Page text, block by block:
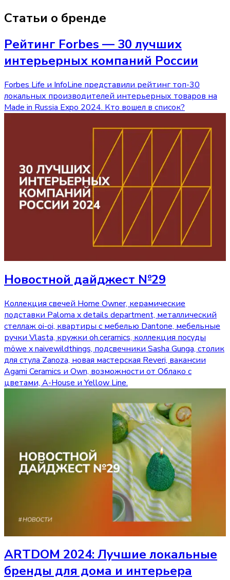
Статьи о бренде
Рейтинг Forbes — 30 лучших
интерьерных компаний России
Forbes Life и InfoLine представили рейтинг топ-30
локальных производителей интерьерных товаров на
Made in Russia Expo 2024. Кто вошел в список?
Новостной дайджест №29
Коллекция свечей Home Owner, керамические
подставки Paloma x details department, металлический
стеллаж oi-oi, квартиры с мебелью Dantone, мебельные
ручки Vlasta, кружки oh.ceramics, коллекция посуды
möwe x naivewildthings, подсвечники Sasha Gunga, столик
для стула Zanoza, новая мастерская Reveri, вакансии
Agami Ceramics и Own, возможности от Облако с
цветами, A-House и Yellow Line.
ARTDOM 2024: Лучшие локальные
бренды для дома и интерьера